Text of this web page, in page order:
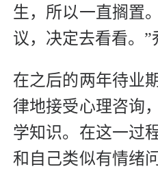
生，所以一直搁置
议，决定去看看。”
在之后的两年待业
律地接受心理咨询
学知识。在这一过
和自己类似有情绪